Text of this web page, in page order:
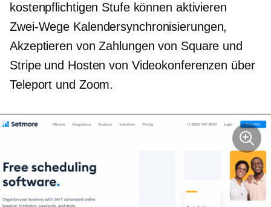
kostenpflichtigen Stufe können aktivieren
Zwei-Wege Kalendersynchronisierungen,
Akzeptieren von Zahlungen von Square und
Stripe und Hosten von Videokonferenzen über
Teleport und Zoom.